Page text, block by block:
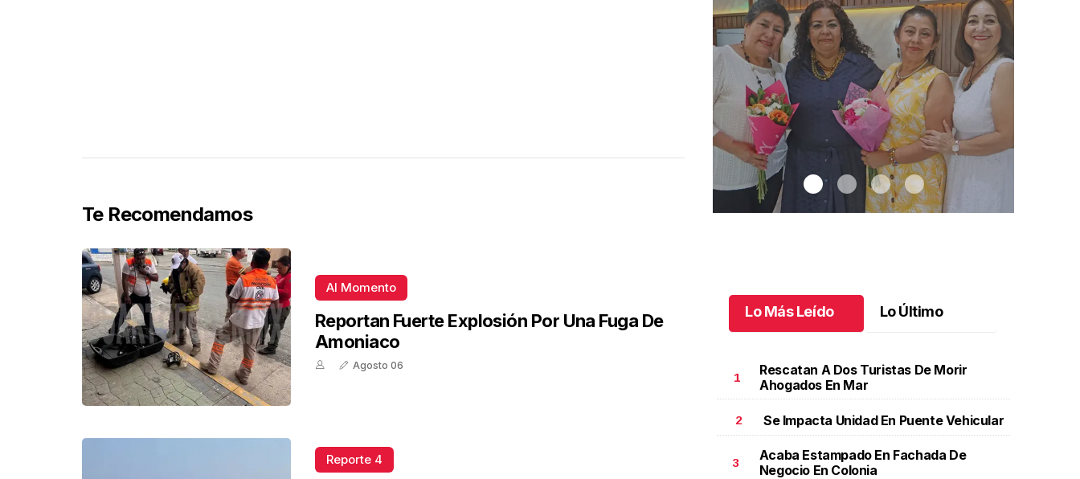
Te Recomendamos
Al Momento
Reportan Fuerte Explosión Por Una Fuga De
Amoniaco
Agosto 06
Reporte 4
Una emotiva jubilación en educación especial.Una
emotiva jubilación en educación especial
Octubre 04 l
Lo Más Leído Lo Último
1
Rescatan A Dos Turistas De Morir
Ahogados En Mar
2 Se Impacta Unidad En Puente Vehicular
3
Acaba Estampado En Fachada De
Negocio En Colonia